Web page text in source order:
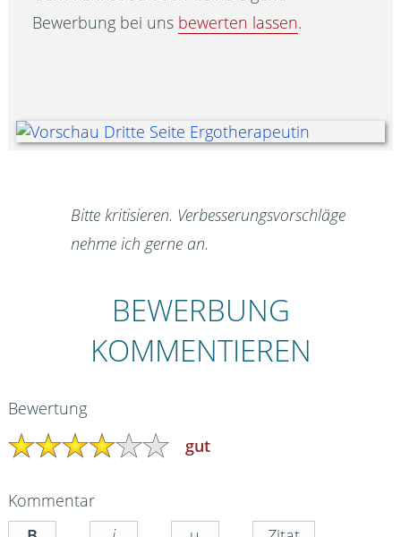
Bewerbung bei uns bewerten lassen.
Bitte kritisieren. Verbesserungsvorschläge
nehme ich gerne an.
BEWERBUNG
KOMMENTIEREN
Bewertung
gut
Kommentar